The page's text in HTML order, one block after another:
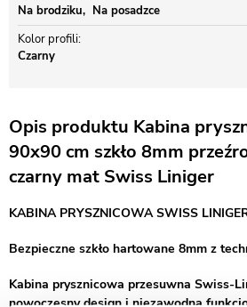
Na brodziku
Na posadzce
Kolor profili
Czarny
Opis produktu Kabina
90x90 cm szkło 8mm
czarny mat Swiss Liniger
KABINA PRYSZNICOWA SWISS
Bezpieczne szkło hartowane 8mm z
Kabina prysznicowa przesuwna Swiss-
nowoczesny design i niezawodna